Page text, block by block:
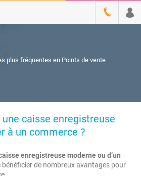
plus fréquentes en Points de vente
caisse enregistreuse
à un commerce ?
enregistreuse moderne ou d’un
bénéficier de nombreux avantages pour